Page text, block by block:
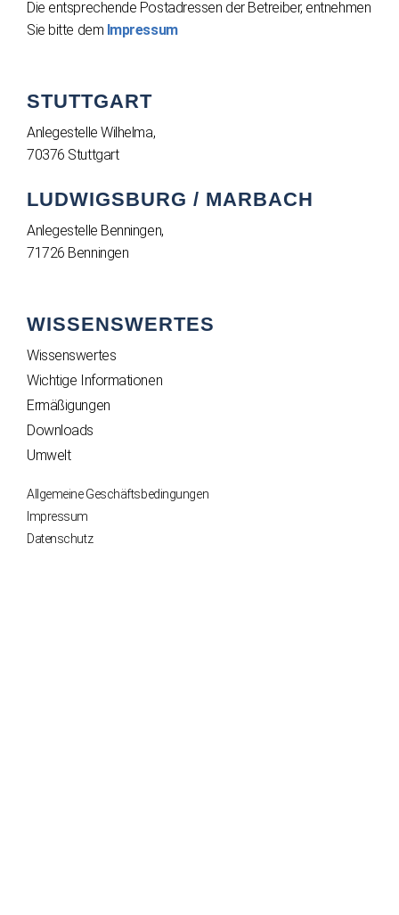
Die entsprechende Postadressen der Betreiber, entnehmen
Sie bitte dem Impressum
STUTTGART
Anlegestelle Wilhelma,
70376 Stuttgart
LUDWIGSBURG / MARBACH
Anlegestelle Benningen,
71726 Benningen
WISSENSWERTES
Wissenswertes
Wichtige Informationen
Ermäßigungen
Downloads
Umwelt
Allgemeine Geschäftsbedingungen
Impressum
Datenschutz